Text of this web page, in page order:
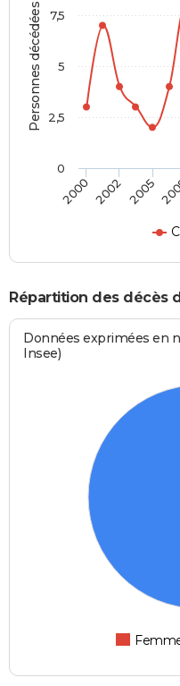
Personnes décédées
2000 2002 2005
0
2,5
5
7,5
Répartition des décès
Données exprimées en
Insee)